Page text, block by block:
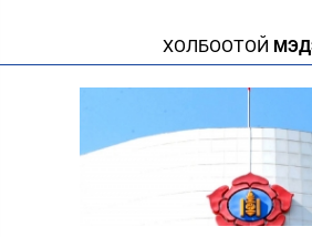
ХОЛБООТОЙ